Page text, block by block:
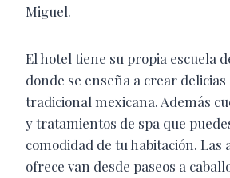
Miguel.
El hotel tiene su propia escuela
donde se enseña a crear delicias
tradicional mexicana. Además
y tratamientos de spa que
comodidad de tu habitación. Las
ofrece van desde paseos a